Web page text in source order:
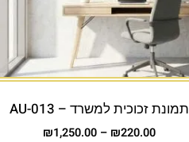
תמונת זכוכית למשרד – AU-013
₪220.00
–
₪1,250.00